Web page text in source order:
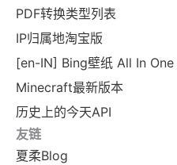
可以帮助开发人
言平台的内容和
服务，提升产品
价值和用户体
验。
PDF转换类型列表
IP归属地淘宝版
[en-IN] Bing壁纸 All In One
Minecraft最新版本
历史上的今天API
友链
夏柔Blog